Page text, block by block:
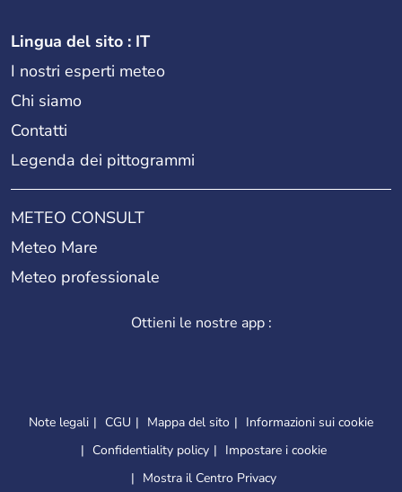
Lingua del sito : IT
I nostri esperti meteo
Chi siamo
Contatti
Legenda dei pittogrammi
METEO CONSULT
Meteo Mare
Meteo professionale
Ottieni le nostre app :
Note legali CGU Mappa del sito
Informazioni sui cookie
Confidentiality policy
Impostare i cookie
Mostra il Centro Privacy